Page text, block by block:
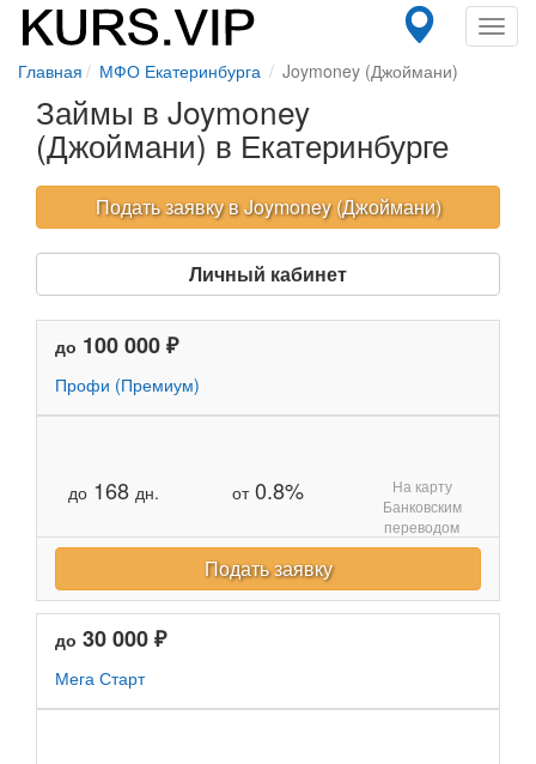
Главная МФО Екатеринбурга Joymoney (Джоймани)
Займы в Joymoney
(Джоймани) в Екатеринбурге
Подать заявку в Joymoney (Джоймани)
Личный кабинет
до 100 000 ₽
Профи (Премиум)
до 168 дн. от0.8%
На карту
Банковским
переводом
Подать заявку
до 30 000 ₽
Мега Старт